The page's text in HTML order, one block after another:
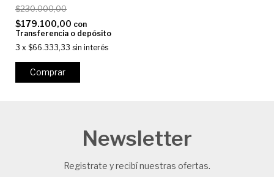
$230.000,00
$179.100,00 con
Transferencia o depósito
3 x $66.333,33 sin interés
Comprar
Newsletter
Registrate y recibí nuestras ofertas.